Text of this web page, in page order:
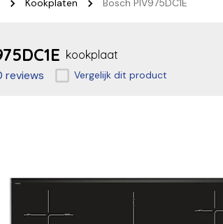
Kookplaten Bosch PIV975DC1E
kookplaat
reviews Vergelijk dit product